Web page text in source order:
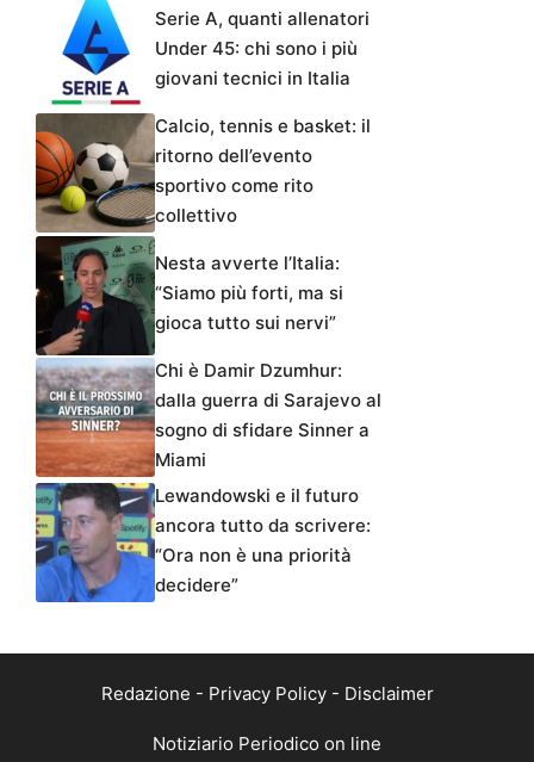
Serie A, quanti allenatori
Under 45: chi sono i più
giovani tecnici in Italia
Calcio, tennis e basket: il
ritorno dell’evento
sportivo come rito
collettivo
Nesta avverte l’Italia:
“Siamo più forti, ma si
gioca tutto sui nervi”
Chi è Damir Dzumhur:
dalla guerra di Sarajevo al
sogno di sfidare Sinner a
Miami
Lewandowski e il futuro
ancora tutto da scrivere:
“Ora non è una priorità
decidere”
Redazione - Privacy Policy- Disclaimer
Notiziario Periodico on line